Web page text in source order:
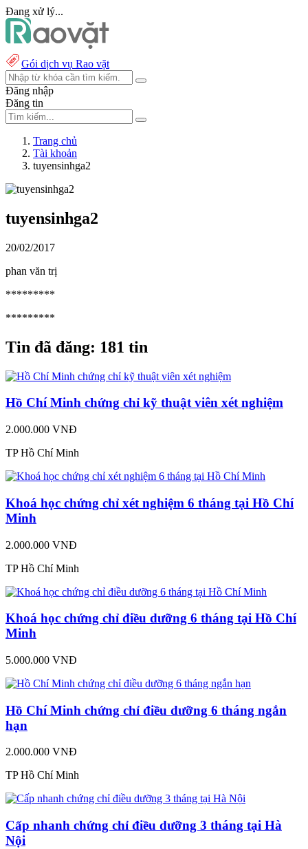
Đang xử lý...
Gói dịch vụ Rao vặt
Đăng nhập
Đăng tin
Trang chủ
Tài khoản
tuyensinhga2
tuyensinhga2
20/02/2017
phan văn trị
*********
*********
Tin đã đăng: 181 tin
Hồ Chí Minh chứng chỉ kỹ thuật viên xét nghiệm
2.000.000 VNĐ
TP Hồ Chí Minh
Khoá học chứng chỉ xét nghiệm 6 tháng tại Hồ Chí
Minh
2.000.000 VNĐ
TP Hồ Chí Minh
Khoá học chứng chỉ điều dưỡng 6 tháng tại Hồ Chí
Minh
5.000.000 VNĐ
Hồ Chí Minh chứng chỉ điều dưỡng 6 tháng ngắn
hạn
2.000.000 VNĐ
TP Hồ Chí Minh
Cấp nhanh chứng chỉ điều dưỡng 3 tháng tại Hà
Nội